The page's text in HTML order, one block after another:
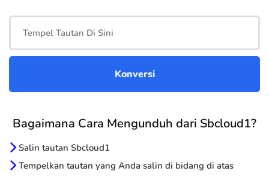
Bagaimana Cara Mengunduh dari Sbcloud1?
Salin tautan Sbcloud1
Tempelkan tautan yang Anda salin di bidang di atas